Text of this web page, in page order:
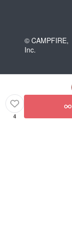
© CAMPFIRE,
Inc.
4